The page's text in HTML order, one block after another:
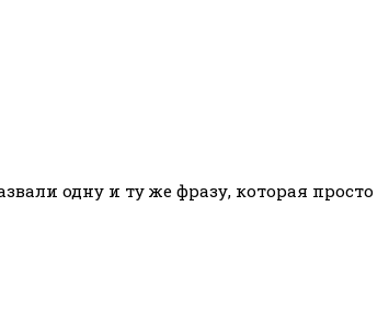
одну и ту же фразу, которая просто